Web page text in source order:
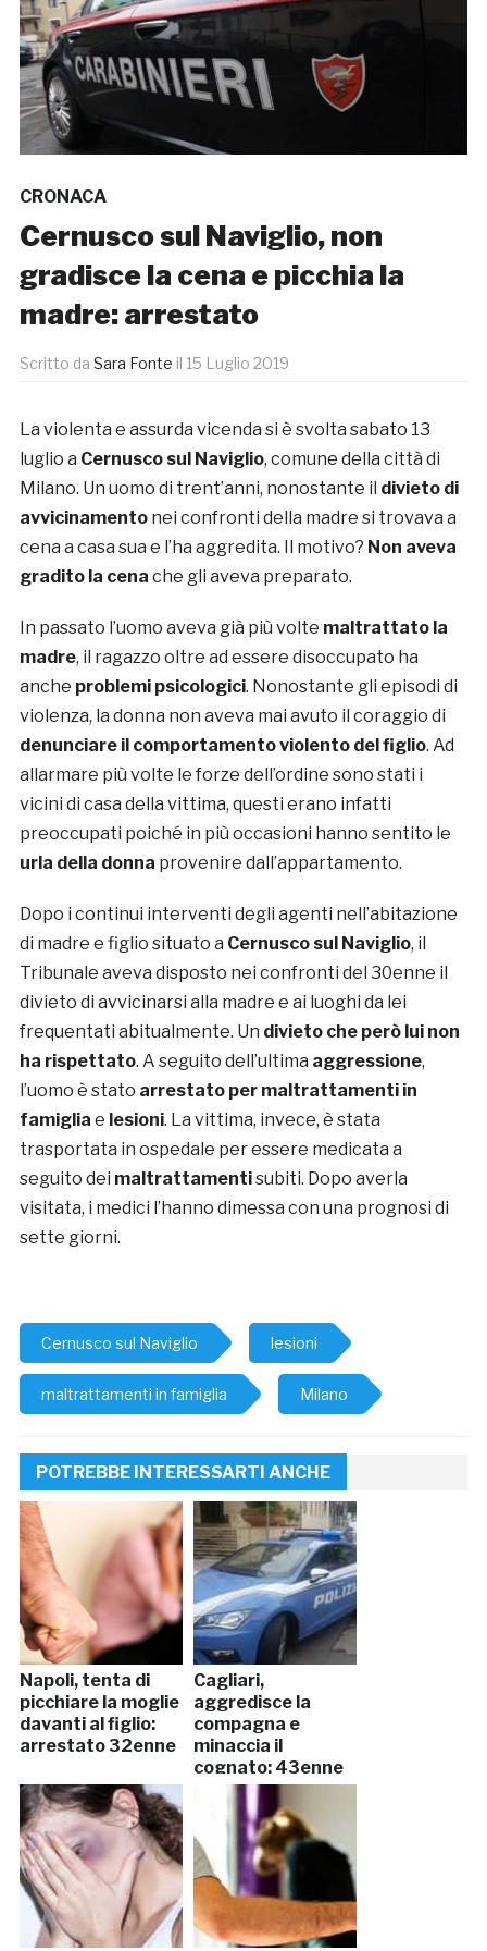
CRONACA
Cernusco sul Naviglio, non
gradisce la cena e picchia la
madre: arrestato
Scritto da Sara Fonte il 15 Luglio 2019
La violenta e assurda vicenda si è svolta sabato 13
luglio a Cernusco sul Naviglio, comune della città di
Milano. Un uomo di trent’anni, nonostante il divieto di
avvicinamentonei confronti della madre si trovava a
cena a casa sua e l’ha aggredita. Il motivo? Non aveva
gradito la cena che gli aveva preparato.
In passato l’uomo aveva già più volte maltrattato la
madre, il ragazzo oltre ad essere disoccupato ha
anche problemi psicologici. Nonostante gli episodi di
violenza, la donna non aveva mai avuto il coraggio di
denunciare il comportamento violento del figlio. Ad
allarmare più volte le forze dell’ordine sono stati i
vicini di casa della vittima, questi erano infatti
preoccupati poiché in più occasioni hanno sentito le
urla della donna provenire dall’appartamento.
Dopo i continui interventi degli agenti nell’abitazione
di madre e figlio situato a Cernusco sul Naviglio, il
Tribunale aveva disposto nei confronti del 30enne il
divieto di avvicinarsi alla madre e ai luoghi da lei
frequentati abitualmente. Un divieto che però lui non
ha rispettato. A seguito dell’ultima aggressione,
l’uomo è stato arrestato per maltrattamenti in
famiglia e lesioni. La vittima, invece, è stata
trasportata in ospedale per essere medicata a
seguito dei maltrattamentisubiti. Dopo averla
visitata, i medici l’hanno dimessa con una prognosi di
sette giorni.
Cernusco sul Naviglio lesioni
maltrattamenti in famiglia Milano
POTREBBE INTERESSARTI ANCHE
Napoli, tenta di
picchiare la moglie
davanti al figlio:
arrestato 32enne
Cagliari,
aggredisce la
compagna e
minaccia il
cognato: 43enne
in manette